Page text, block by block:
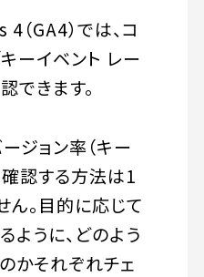
GA4）では、コ
ーイベント レー
できます。
ジョン率（キー
確認する方法は1
。目的に応じて
うに、どのよう
かそれぞれチェ